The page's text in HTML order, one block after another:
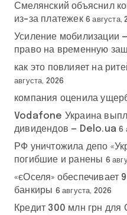
Смелянский объяснил
из-за платежек 6 августа,
Усиление мобилизации
право на временную
как это повлияет на
августа, 2026
компания оценила
Vodafone Украина
дивидендов — Delo.ua 6
РФ уничтожила депо
погибшие и ранены 6
«єОселя» обеспечивает
банкиры 6 августа, 2026
Кредит 300 млн грн для